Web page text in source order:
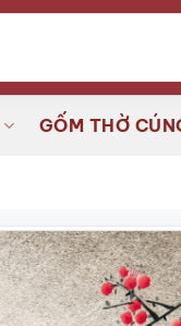
GỐM THỜ